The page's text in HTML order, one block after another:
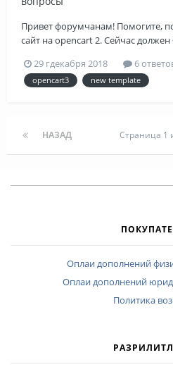
Привет форумчанам! Помогите,
сайт на opencart 2. Сейчас
перенести базу данных клиентов
кабинеты, историю покупок) в БД
29 гдекабря 2018 6
opencart3 new template
НАЗАД Страница 1
Оплаи дополнений
Оплаи дополнений
Политика